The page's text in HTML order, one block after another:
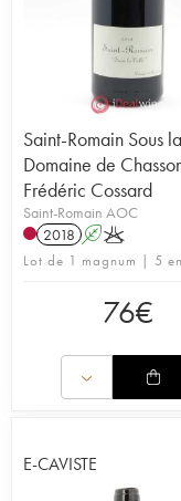
Saint-Romain Sous
Domaine de
Frédéric Cossard
Saint-Romain AOC
2018 AK
Lot de 1 magnum | 5
76€
E-CAVISTE